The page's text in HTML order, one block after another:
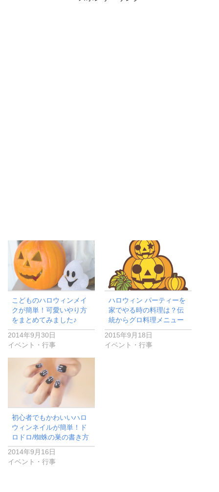
こどものハロウィンメイ
クが簡単！可愛いやり方
をまとめてみました♪
2014年9月30日
イベント・行事
ハロウィン パーティーを
家でやる時の料理は？伝
統からグロ料理メニュー
2015年9月18日
イベント・行事
初心者でもかわいいハロ
ウィンネイルが簡単！ド
ロドロ/蜘蛛の巣の書き方
2014年9月16日
イベント・行事